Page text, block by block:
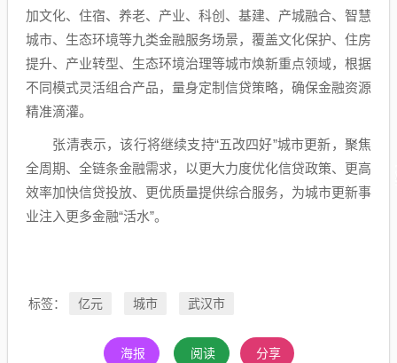
加文化、住宿、养老、产业、科创、基建、产城融合、智慧
城市、生态环境等九类金融服务场景，覆盖文化保护、住房
提升、产业转型、生态环境治理等城市焕新重点领域，根据
不同模式灵活组合产品，量身定制信贷策略，确保金融资源
精准滴灌。
张清表示，该行将继续支持“五改四好”城市更新，聚焦
全周期、全链条金融需求，以更大力度优化信贷政策、更高
效率加快信贷投放、更优质量提供综合服务，为城市更新事
业注入更多金融“活水”。
标签： 亿元 城市 武汉市
海报 阅读 分享